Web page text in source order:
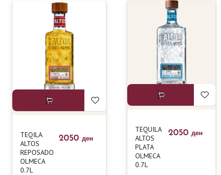
TEQILA
ALTOS
REPOSADO
OLMECA
0.7L
2050 ден
TEQUILA
ALTOS
PLATA
OLMECA
0.7L
2050 ден